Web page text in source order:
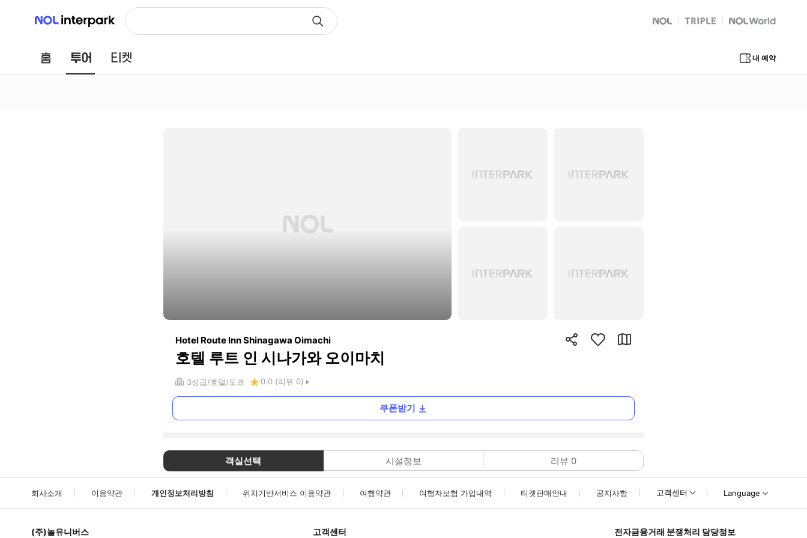
NOL 인터파크
NOL
트리플 Global Interpark
홈 투어 내 예약
Hotel Route Inn Shinagawa Oimachi
호텔 루트 인 시나가와 오이마치
3성급 호텔 도쿄 0.0 (리뷰 0)
쿠폰받기
객실선택 시설정보 리뷰 0
회사소개 이용약관 개인정보처리방침 위치기반서비스 이용약관 여행약관 여행자보험 가입내역 티켓판매안내 공지사항 고객센터 Language
(주)놀유니버스 고객센터 전자금융거래 분쟁처리 담당정보